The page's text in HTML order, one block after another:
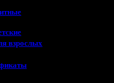
взрослых
★